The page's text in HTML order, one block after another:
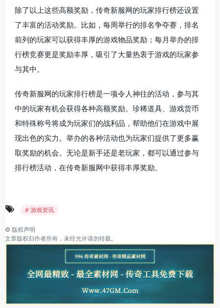
除了以上这些高额奖励，传奇新服网的玩家排行榜还设置
了丰富的活动奖励。比如，每周举行的排名争夺赛，排名
前列的玩家可以获得丰厚的游戏物品奖励；每月举办的排
行榜竞赛更是奖励丰厚，吸引了大量热衷于游戏的玩家参
与其中。
传奇新服网的玩家排行榜是一项令人神往的活动，参与其
中的玩家有机会获得各种高额奖励。珍稀道具、游戏货币
和特殊称号将成为玩家们的战利品，帮助他们在游戏中展
现出色的实力。举办的各种活动也为玩家们提供了更多赢
取奖励的机会。无论是新手还是老玩家，都可以通过参与
排行榜活动，在传奇新服网中获得丰厚奖励。
# 游戏资讯
© 版权声明
文章版权归作者所有，未经允许请勿转载。